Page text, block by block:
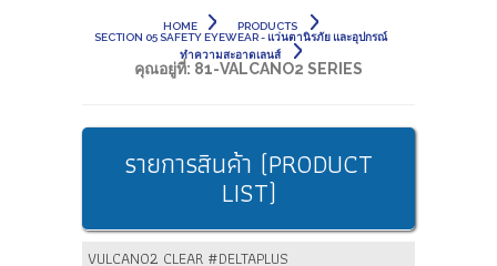
HOME
PRODUCTS
SECTION 05 SAFETY EYEWEAR - แว่นตานิรภัย และอุปกรณ์
ทำความสะอาดเลนส์
คุณอยู่ที่: 81-VALCANO2 SERIES
รายการสินค้า (PRODUCT
LIST)
VULCANO2 CLEAR #DELTAPLUS